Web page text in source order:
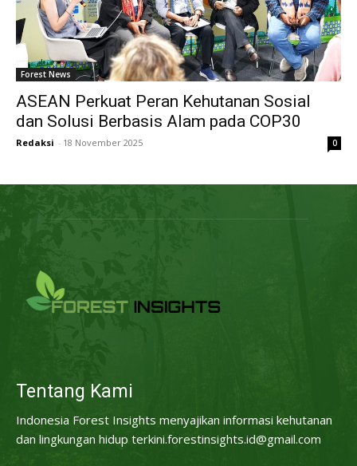
Forest News
ASEAN Perkuat Peran Kehutanan Sosial
dan Solusi Berbasis Alam pada COP30
Redaksi - 18 November 2025 0
Tentang Kami
Indonesia Forest Insights menyajikan informasi kehutanan
dan lingkungan hidup terkini.forestinsights.id@gmail.com